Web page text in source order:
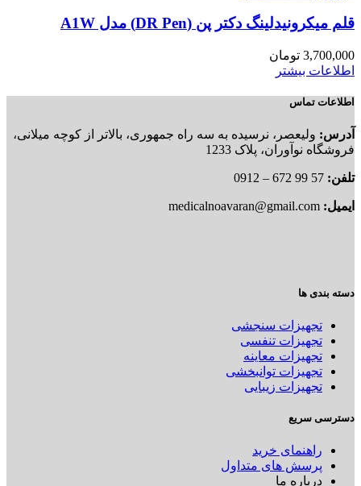
قلم میکرونیدلینگ دکتر پن (DR Pen) مدل A1W
3,700,000 تومان
اطلاعات بیشتر
اطلاعات تماس
آدرس: ولیعصر، نرسیده به سه راه جمهوری، بالاتر از کوچه میلانی،
فروشگاه نوآوران، پلاک 1233
تلفن: 57 99 672 – 0912
ایمیل:
دسته بندی ها
تجهیزات سنجشی
تجهیزات تنفسی
تجهیزات معاینه
تجهیزات توانبخشی
تجهیزات زیبایی
دسترسی سریع
راهنمای خرید
پرسش های متداول
درباره ما